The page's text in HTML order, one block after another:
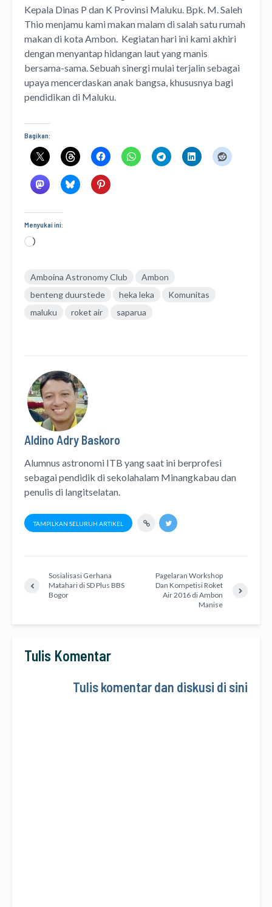
Kepala Dinas P dan K Provinsi Maluku. Bpk. M. Saleh
Thio menjamu kami makan malam di salah satu rumah
makan di kota Ambon. Kegiatan hari ini kami akhiri
dengan menyantap hidangan laut yang manis
bersama-sama. Sebuah sinergi mulai terjalin sebagai
upaya mencerdaskan anak bangsa, khususnya bagi
pendidikan di Maluku.
Bagikan:
Menyukai ini:
Memuat...
Amboina Astronomy Club
Ambon
benteng duurstede
heka leka
Komunitas
maluku
roket air saparua
Aldino Adry Baskoro
Alumnus astronomi ITB yang saat ini berprofesi
sebagai pendidik di sekolahalam Minangkabau dan
penulis di langitselatan.
TAMPILKAN SELURUH ARTIKEL
Sosialisasi Gerhana
Matahari di SD Plus BBS
Bogor
Pagelaran Workshop
Dan Kompetisi Roket
Air 2016 di Ambon
Manise
Tulis Komentar
Tulis komentar dan diskusi di sini